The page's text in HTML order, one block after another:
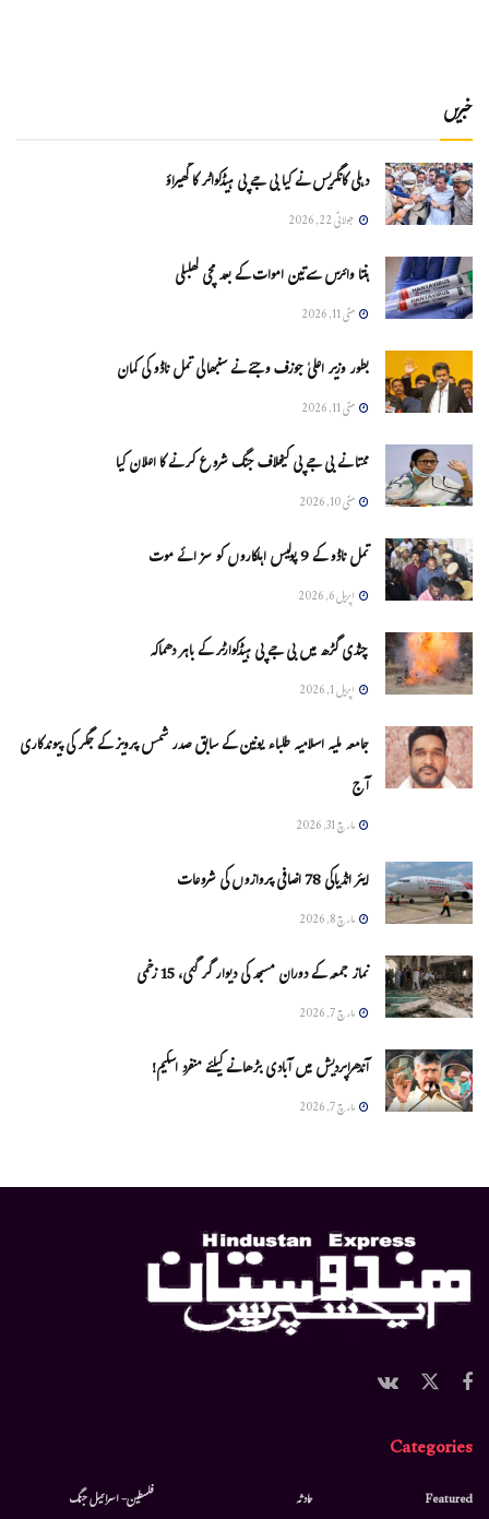
خبریں
دہلی کانگریس نے کیا بی جے پی ہیڈکواٹر کا گھیراؤ
جولائی 22, 2026
ہنتا وائرس سےتین اموات کے بعد مچی کھلبلی
مئی 11, 2026
بطور وزیر اعلیٰ جوزف وجئے نے سنبھالی تمل ناڈو کی کمان
مئی 11, 2026
ممتا نے بی جے پی کیخلاف جنگ شروع کرنے کا اعلان کیا
مئی 10, 2026
تمل ناڈو کے 9 پولیس اہلکاروں کو سزائے موت
اپریل 6, 2026
چنڈی گڑھ میں بی جے پی ہیڈکوارٹر کے باہر دھماکہ
اپریل 1, 2026
جامعہ ملیہ اسلامیہ طلباء یونین کے سابق صدر شمس پرویز کے جگر کی پیوندکاری
آج
مارچ 31, 2026
ایئر انڈیاکی 78 اضافی پروازوں کی شروعات
مارچ 8, 2026
نماز جمعہ کے دوران مسجد کی دیوار گر گئی، 15 زخمی
مارچ 7, 2026
آندھراپردیش میں آبادی بڑھانے کیلئے منفرد اسکیم!
مارچ 7, 2026
Categories
Featured
حادثہ
فلسطین- اسرائیل جنگ